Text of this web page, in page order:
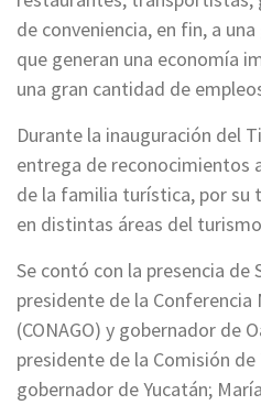
de conveniencia, en fin, a
que generan una economía
una gran cantidad de
Durante la inauguración del
entrega de reconocimientos
de la familia turística, por su
en distintas áreas del
Se contó con la presencia de
presidente de la Conferencia
(CONAGO) y gobernador de
presidente de la Comisión de
gobernador de Yucatán;